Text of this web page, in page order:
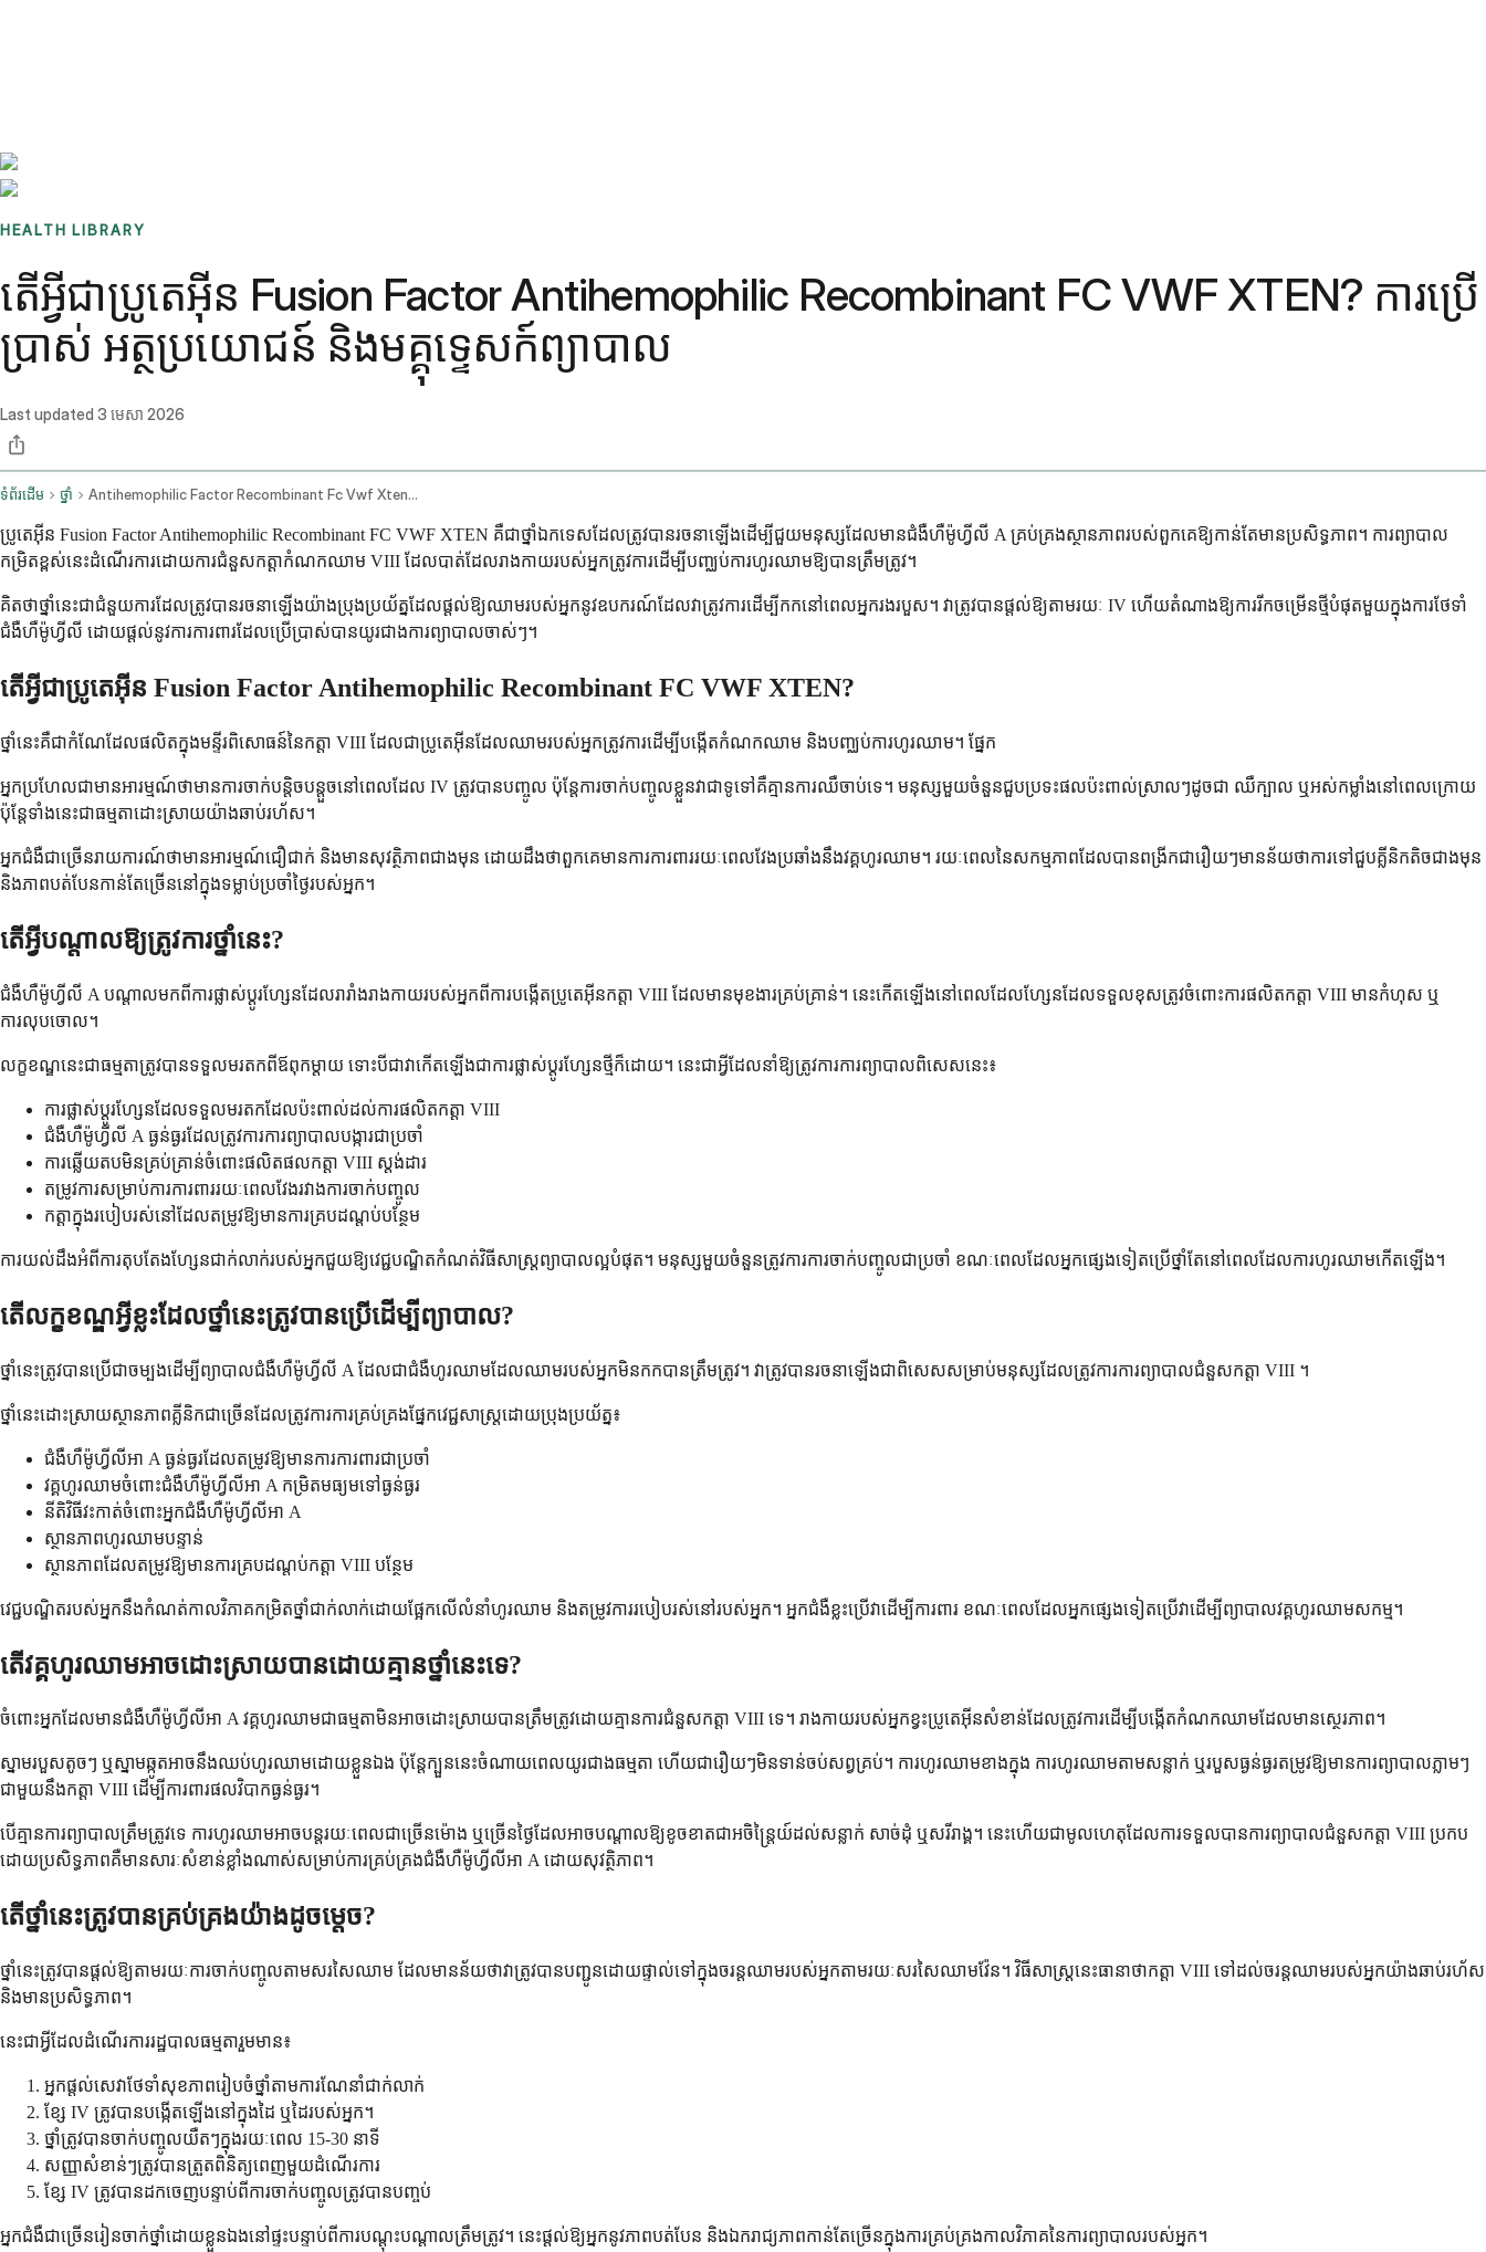
HEALTH LIBRARY
តើអ្វីជាប្រូតេអ៊ីន Fusion Factor Antihemophilic Recombinant FC VWF XTEN? ការប្រើ
ប្រាស់ អត្ថប្រយោជន៍ និងមគ្គុទ្ទេសក៍ព្យាបាល
Last updated 3 មេសា 2026
ទំព័រដើម ថ្នាំ Antihemophilic Factor Recombinant Fc Vwf Xten Fusion Protein Ehtl Intravenous Route
ប្រូតេអ៊ីន Fusion Factor Antihemophilic Recombinant FC VWF XTEN គឺជាថ្នាំឯកទេសដែលត្រូវបានរចនាឡើងដើម្បីជួយមនុស្សដែលមានជំងឺហឺម៉ូហ្វីលី A គ្រប់គ្រងស្ថានភាពរបស់ពួកគេឱ្យកាន់តែមានប្រសិទ្ធភាព។ ការព្យាបាល
កម្រិតខ្ពស់នេះដំណើរការដោយការជំនួសកត្តាកំណកឈាម VIII ដែលបាត់ដែលរាងកាយរបស់អ្នកត្រូវការដើម្បីបញ្ឈប់ការហូរឈាមឱ្យបានត្រឹមត្រូវ។
គិតថាថ្នាំនេះជាជំនួយការដែលត្រូវបានរចនាឡើងយ៉ាងប្រុងប្រយ័ត្នដែលផ្តល់ឱ្យឈាមរបស់អ្នកនូវឧបករណ៍ដែលវាត្រូវការដើម្បីកកនៅពេលអ្នករងរបួស។ វាត្រូវបានផ្តល់ឱ្យតាមរយៈ IV ហើយតំណាងឱ្យការរីកចម្រើនថ្មីបំផុតមួយក្នុងការថែទាំ
ជំងឺហឺម៉ូហ្វីលី ដោយផ្តល់នូវការការពារដែលប្រើប្រាស់បានយូរជាងការព្យាបាលចាស់ៗ។
តើអ្វីជាប្រូតេអ៊ីន Fusion Factor Antihemophilic Recombinant FC VWF XTEN?
ថ្នាំនេះគឺជាកំណែដែលផលិតក្នុងមន្ទីរពិសោធន៍នៃកត្តា VIII ដែលជាប្រូតេអ៊ីនដែលឈាមរបស់អ្នកត្រូវការដើម្បីបង្កើតកំណកឈាម និងបញ្ឈប់ការហូរឈាម។ ផ្នែក
អ្នកប្រហែលជាមានអារម្មណ៍ថាមានការចាក់បន្តិចបន្តួចនៅពេលដែល IV ត្រូវបានបញ្ចូល ប៉ុន្តែការចាក់បញ្ចូលខ្លួនវាជាទូទៅគឺគ្មានការឈឺចាប់ទេ។ មនុស្សមួយចំនួនជួបប្រទះផលប៉ះពាល់ស្រាលៗដូចជា ឈឺក្បាល ឬអស់កម្លាំងនៅពេលក្រោយ
ប៉ុន្តែទាំងនេះជាធម្មតាដោះស្រាយយ៉ាងឆាប់រហ័ស។
អ្នកជំងឺជាច្រើនរាយការណ៍ថាមានអារម្មណ៍ជឿជាក់ និងមានសុវត្ថិភាពជាងមុន ដោយដឹងថាពួកគេមានការការពាររយៈពេលវែងប្រឆាំងនឹងវគ្គហូរឈាម។ រយៈពេលនៃសកម្មភាពដែលបានពង្រីកជារឿយៗមានន័យថាការទៅជួបគ្លីនិកតិចជាងមុន
និងភាពបត់បែនកាន់តែច្រើននៅក្នុងទម្លាប់ប្រចាំថ្ងៃរបស់អ្នក។
តើអ្វីបណ្តាលឱ្យត្រូវការថ្នាំនេះ?
ជំងឺហឺម៉ូហ្វីលី A បណ្តាលមកពីការផ្លាស់ប្តូរហ្សែនដែលរារាំងរាងកាយរបស់អ្នកពីការបង្កើតប្រូតេអ៊ីនកត្តា VIII ដែលមានមុខងារគ្រប់គ្រាន់។ នេះកើតឡើងនៅពេលដែលហ្សែនដែលទទួលខុសត្រូវចំពោះការផលិតកត្តា VIII មានកំហុស ឬ
ការលុបចោល។
លក្ខខណ្ឌនេះជាធម្មតាត្រូវបានទទួលមរតកពីឪពុកម្តាយ ទោះបីជាវាកើតឡើងជាការផ្លាស់ប្តូរហ្សែនថ្មីក៏ដោយ។ នេះជាអ្វីដែលនាំឱ្យត្រូវការការព្យាបាលពិសេសនេះ៖
ការផ្លាស់ប្តូរហ្សែនដែលទទួលមរតកដែលប៉ះពាល់ដល់ការផលិតកត្តា VIII
ជំងឺហឺម៉ូហ្វីលី A ធ្ងន់ធ្ងរដែលត្រូវការការព្យាបាលបង្ការជាប្រចាំ
ការឆ្លើយតបមិនគ្រប់គ្រាន់ចំពោះផលិតផលកត្តា VIII ស្តង់ដារ
តម្រូវការសម្រាប់ការការពាររយៈពេលវែងរវាងការចាក់បញ្ចូល
កត្តាក្នុងរបៀបរស់នៅដែលតម្រូវឱ្យមានការគ្របដណ្តប់បន្ថែម
ការយល់ដឹងអំពីការតុបតែងហ្សែនជាក់លាក់របស់អ្នកជួយឱ្យវេជ្ជបណ្ឌិតកំណត់វិធីសាស្ត្រព្យាបាលល្អបំផុត។ មនុស្សមួយចំនួនត្រូវការការចាក់បញ្ចូលជាប្រចាំ ខណៈពេលដែលអ្នកផ្សេងទៀតប្រើថ្នាំតែនៅពេលដែលការហូរឈាមកើតឡើង។
តើលក្ខខណ្ឌអ្វីខ្លះដែលថ្នាំនេះត្រូវបានប្រើដើម្បីព្យាបាល?
ថ្នាំនេះត្រូវបានប្រើជាចម្បងដើម្បីព្យាបាលជំងឺហឺម៉ូហ្វីលី A ដែលជាជំងឺហូរឈាមដែលឈាមរបស់អ្នកមិនកកបានត្រឹមត្រូវ។ វាត្រូវបានរចនាឡើងជាពិសេសសម្រាប់មនុស្សដែលត្រូវការការព្យាបាលជំនួសកត្តា VIII ។
ថ្នាំនេះដោះស្រាយស្ថានភាពគ្លីនិកជាច្រើនដែលត្រូវការការគ្រប់គ្រងផ្នែកវេជ្ជសាស្ត្រដោយប្រុងប្រយ័ត្ន៖
ជំងឺហឺម៉ូហ្វីលីអា A ធ្ងន់ធ្ងរដែលតម្រូវឱ្យមានការការពារជាប្រចាំ
វគ្គហូរឈាមចំពោះជំងឺហឺម៉ូហ្វីលីអា A កម្រិតមធ្យមទៅធ្ងន់ធ្ងរ
នីតិវិធីវះកាត់ចំពោះអ្នកជំងឺហឺម៉ូហ្វីលីអា A
ស្ថានភាពហូរឈាមបន្ទាន់
ស្ថានភាពដែលតម្រូវឱ្យមានការគ្របដណ្តប់កត្តា VIII បន្ថែម
វេជ្ជបណ្ឌិតរបស់អ្នកនឹងកំណត់កាលវិភាគកម្រិតថ្នាំជាក់លាក់ដោយផ្អែកលើលំនាំហូរឈាម និងតម្រូវការរបៀបរស់នៅរបស់អ្នក។ អ្នកជំងឺខ្លះប្រើវាដើម្បីការពារ ខណៈពេលដែលអ្នកផ្សេងទៀតប្រើវាដើម្បីព្យាបាលវគ្គហូរឈាមសកម្ម។
តើវគ្គហូរឈាមអាចដោះស្រាយបានដោយគ្មានថ្នាំនេះទេ?
ចំពោះអ្នកដែលមានជំងឺហឺម៉ូហ្វីលីអា A វគ្គហូរឈាមជាធម្មតាមិនអាចដោះស្រាយបានត្រឹមត្រូវដោយគ្មានការជំនួសកត្តា VIII ទេ។ រាងកាយរបស់អ្នកខ្វះប្រូតេអ៊ីនសំខាន់ដែលត្រូវការដើម្បីបង្កើតកំណកឈាមដែលមានស្ថេរភាព។
ស្នាមរបួសតូចៗ ឬស្នាមឆ្កូតអាចនឹងឈប់ហូរឈាមដោយខ្លួនឯង ប៉ុន្តែក្បួននេះចំណាយពេលយូរជាងធម្មតា ហើយជារឿយៗមិនទាន់ចប់សព្វគ្រប់។ ការហូរឈាមខាងក្នុង ការហូរឈាមតាមសន្លាក់ ឬរបួសធ្ងន់ធ្ងរតម្រូវឱ្យមានការព្យាបាលភ្លាមៗ
ជាមួយនឹងកត្តា VIII ដើម្បីការពារផលវិបាកធ្ងន់ធ្ងរ។
បើគ្មានការព្យាបាលត្រឹមត្រូវទេ ការហូរឈាមអាចបន្តរយៈពេលជាច្រើនម៉ោង ឬច្រើនថ្ងៃដែលអាចបណ្តាលឱ្យខូចខាតជាអចិន្ត្រៃយ៍ដល់សន្លាក់ សាច់ដុំ ឬសរីរាង្គ។ នេះហើយជាមូលហេតុដែលការទទួលបានការព្យាបាលជំនួសកត្តា VIII ប្រកប
ដោយប្រសិទ្ធភាពគឺមានសារៈសំខាន់ខ្លាំងណាស់សម្រាប់ការគ្រប់គ្រងជំងឺហឺម៉ូហ្វីលីអា A ដោយសុវត្ថិភាព។
តើថ្នាំនេះត្រូវបានគ្រប់គ្រងយ៉ាងដូចម្តេច?
ថ្នាំនេះត្រូវបានផ្តល់ឱ្យតាមរយៈការចាក់បញ្ចូលតាមសរសៃឈាម ដែលមានន័យថាវាត្រូវបានបញ្ជូនដោយផ្ទាល់ទៅក្នុងចរន្តឈាមរបស់អ្នកតាមរយៈសរសៃឈាមវ៉ែន។ វិធីសាស្ត្រនេះធានាថាកត្តា VIII ទៅដល់ចរន្តឈាមរបស់អ្នកយ៉ាងឆាប់រហ័ស
និងមានប្រសិទ្ធភាព។
នេះជាអ្វីដែលដំណើរការរដ្ឋបាលធម្មតារួមមាន៖
អ្នកផ្តល់សេវាថែទាំសុខភាពរៀបចំថ្នាំតាមការណែនាំជាក់លាក់
ខ្សែ IV ត្រូវបានបង្កើតឡើងនៅក្នុងដៃ ឬដៃរបស់អ្នក។
ថ្នាំត្រូវបានចាក់បញ្ចូលយឺតៗក្នុងរយៈពេល 15-30 នាទី
សញ្ញាសំខាន់ៗត្រូវបានត្រួតពិនិត្យពេញមួយដំណើរការ
ខ្សែ IV ត្រូវបានដកចេញបន្ទាប់ពីការចាក់បញ្ចូលត្រូវបានបញ្ចប់
អ្នកជំងឺជាច្រើនរៀនចាក់ថ្នាំដោយខ្លួនឯងនៅផ្ទះបន្ទាប់ពីការបណ្តុះបណ្តាលត្រឹមត្រូវ។ នេះផ្តល់ឱ្យអ្នកនូវភាពបត់បែន និងឯករាជ្យភាពកាន់តែច្រើនក្នុងការគ្រប់គ្រងកាលវិភាគនៃការព្យាបាលរបស់អ្នក។